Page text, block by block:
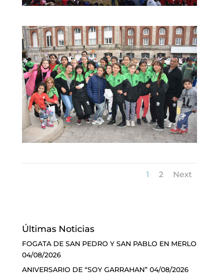
1 2 Next
Últimas Noticias
FOGATA DE SAN PEDRO Y SAN PABLO EN MERLO
04/08/2026
ANIVERSARIO DE “SOY GARRAHAN” 04/08/2026